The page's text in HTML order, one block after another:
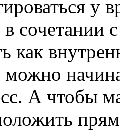
у
сочетании
как
А чтобы